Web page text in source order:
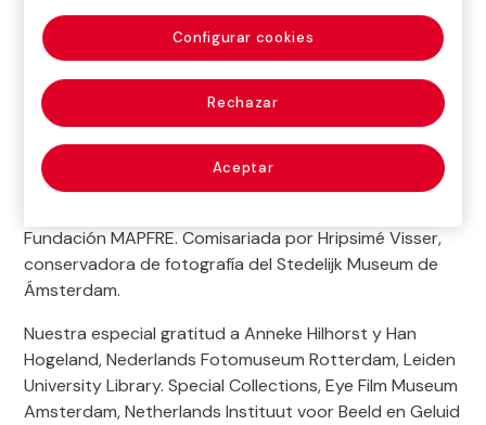
más extensa realizada en nuestro país sobre el
trabajo fotográfico y cinematográfico de Ed van
der Elsken(Ámsterdam, 1925 – Edam, 1990), sin
duda,
panorama artístico de la segunda mitad del siglo
XX en los Países Bajos.
Exposición organizada por el Stedelijk Museum de
Fundación MAPFRE. Comisariada por Hripsimé Visser,
conservadora de fotografía del Stedelijk Museum de
Ámsterdam.
Nuestra especial gratitud a Anneke Hilhorst y Han
Hogeland, Nederlands Fotomuseum Rotterdam, Leiden
University Library. Special Collections, Eye Film Museum
Amsterdam, Netherlands Instituut voor Beeld en Geluid
Rechazar
Aceptar
Configurar cookies